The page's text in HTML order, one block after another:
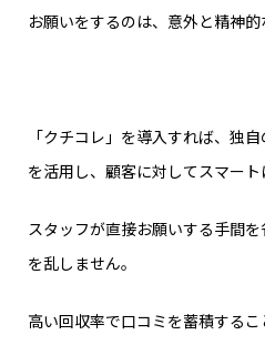
お願いをするのは、意外と精神的
「クチコレ」を導入すれば、独
を活用し、顧客に対してスマート
スタッフが直接お願いする手間
を乱しません。
高い回収率で口コミを蓄積するこ